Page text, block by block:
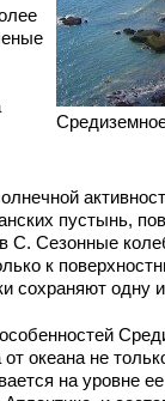
пустынь,
С. Сезонные
к
сохраняют одну
от океана не
на уровне